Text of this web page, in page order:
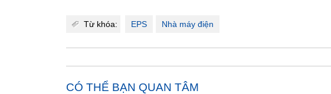
Từ khóa: EPS Nhà máy điện
CÓ THỂ BẠN QUAN TÂM